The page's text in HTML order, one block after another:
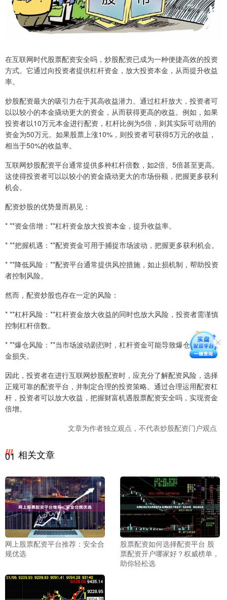
在互联网时代股票配资安全吗，炒股配资已成为一种便捷高效的投资
方式。它通过向投资者提供杠杆资金，放大投资本金，从而提升收益
率。
炒股配资最大的吸引力在于其高收益潜力。通过杠杆放大，投资者可
以以较小的本金撬动更大的资金，从而获得更高的收益。例如，如果
投资者以10万元本金进行配资，杠杆比例为5倍，则其实际可动用的
资金为50万元。如果股票上涨10%，则投资者可获得5万元的收益，
相当于50%的收益率。
互联网炒股配资平台通常提供多种杠杆倍数，如2倍、5倍甚至更高。
这使得投资者可以以较小的资金撬动更大的市场份额，把握更多获利
机会。
配资炒股的优势显而易见：
* **资金倍增：**杠杆资金放大投资本金，提升收益率。
* **把握机遇：**配资资金可用于捕捉市场波动，把握更多获利机会。
* **降低风险：**配资平台通常提供风控措施，如止损机制，帮助投资
者控制风险。
然而，配资炒股也存在一定的风险：
* **杠杆风险：**杠杆资金放大收益的同时也放大风险，投资者需谨慎
控制杠杆倍数。
* **爆仓风险：**当市场波动剧烈时，杠杆资金可能导致爆仓，造成本
金损失。
因此，投资者在进行互联网炒股配资时，应充分了解配资风险，选择
正规可靠的配资平台，并制定合理的投资策略。通过合理运用配资杠
杆，投资者可以放大收益，把握财富机遇股票配资安全吗，实现资金
倍增。
文章为作者独立观点，不代表炒股配资门户观点
01 相关文章
网上股票配资平台推荐：安全合
规优选
股票配资如何选择配资平台 股
票配资开户哪家好？权威榜单，
助你轻松选